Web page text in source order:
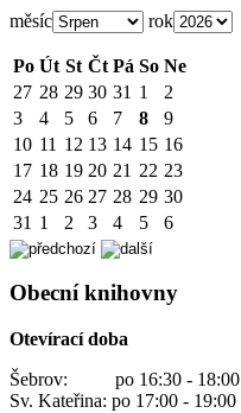
měsíc rok
Po Út St Čt Pá So Ne
27 28 29 30 31 1
2
3
4 5 6 7 8
9
10 11 12 13 14 15 16
17 18 19 20 21 22 23
24 25 26 27 28 29 30
31 1 2 3 4 5 6
Obecní knihovny
Otevírací doba
Šebrov: po 16:30 - 18:00
Sv. Kateřina: po 17:00 - 19:00